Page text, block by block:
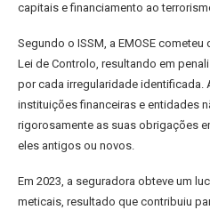
capitais e financiamento ao
Segundo o ISSM, a EMOSE
Lei de Controlo, resultando em
por cada irregularidade identificada.
instituições financeiras e entidades
rigorosamente as suas obrigações
eles antigos ou novos.
Em 2023, a seguradora obteve um
meticais, resultado que contribuiu